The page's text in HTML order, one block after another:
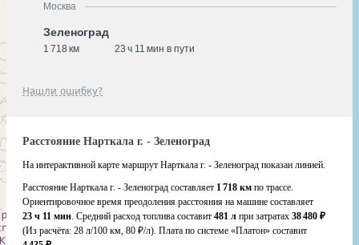
Москва
Зеленоград
1 718 км 23 ч 11 мин в пути
Нашли ошибку?
Расстояние Нарткала г. - Зеленоград
На интерактивной карте маршрут Нарткала г. - Зеленоград показан линией.
Расстояние Нарткала г. - Зеленоград составляет 1 718 км по трассе.
Ориентировочное время преодоления расстояния на машине составляет
23 ч 11 мин. Средний расход топлива составит 481 л при затратах 38 480 ₽
(Из расчёта: 28 л/100 км, 80 ₽/л). Плата по системе «Платон» составит